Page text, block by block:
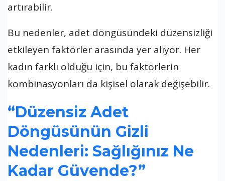
artırabilir.
Bu nedenler, adet döngüsündeki düzensizliği
etkileyen faktörler arasında yer alıyor. Her
kadın farklı olduğu için, bu faktörlerin
kombinasyonları da kişisel olarak değişebilir.
“Düzensiz Adet
Döngüsünün Gizli
Nedenleri: Sağlığınız Ne
Kadar Güvende?”